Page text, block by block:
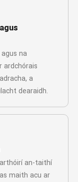
na
ardchórais
a
dearaidh.
an-taithí
maith acu ar